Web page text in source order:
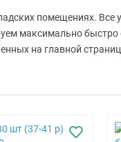
помещениях. Все
максимально быстро
на главной